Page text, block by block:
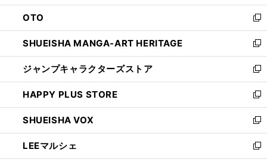
ウ
で
開
く
ン
ド
ウ
で
開
く
OTO
新
し
い
ウ
ィ
ン
ド
ウ
で
開
く
SHUEISHA MANGA-ART HERITAGE
新
し
い
ウ
ィ
ン
ド
ウ
で
開
ジャンプキャラクターズストア
新
し
い
ウ
ィ
ン
ド
ウ
HAPPY PLUS STORE
新
し
い
ウ
ィ
ン
SHUEISHA VOX
新
し
い
ウ
LEEマルシェ
新
し